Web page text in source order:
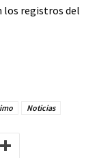
los registros del
Noticias